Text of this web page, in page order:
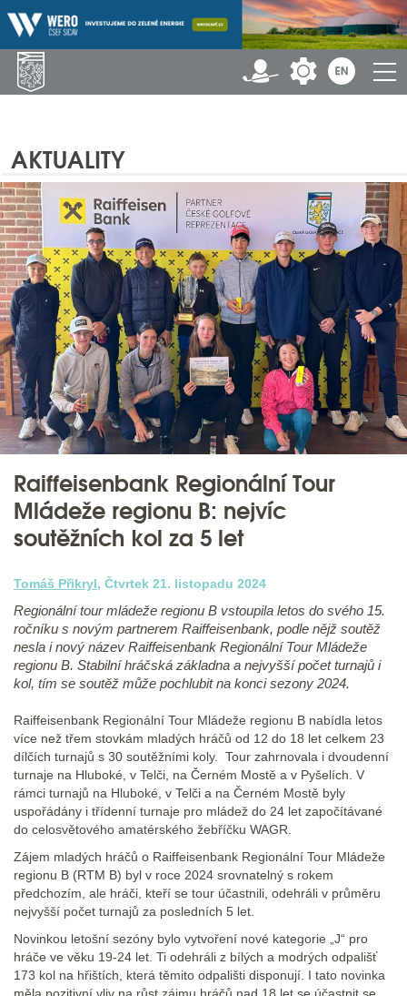
AKTUALITY
Raiffeisenbank Regionální Tour
Mládeže regionu B: nejvíc
soutěžních kol za 5 let
Tomáš Přikryl, Čtvrtek 21. listopadu 2024
Regionální tour mládeže regionu B vstoupila letos do svého 15.
ročníku s novým partnerem Raiffeisenbank, podle nějž soutěž
nesla i nový název Raiffeisenbank Regionální Tour Mládeže
regionu B. Stabilní hráčská základna a nejvyšší počet turnajů i
kol, tím se soutěž může pochlubit na konci sezony 2024.
Raiffeisenbank Regionální Tour Mládeže regionu B nabídla letos
více než třem stovkám mladých hráčů od 12 do 18 let celkem 23
dílčích turnajů s 30 soutěžními koly. Tour zahrnovala i dvoudenní
turnaje na Hluboké, v Telči, na Černém Mostě a v Pyšelích. V
rámci turnajů na Hluboké, v Telči a na Černém Mostě byly
uspořádány i třídenní turnaje pro mládež do 24 let započítávané
do celosvětového amatérského žebříčku WAGR.
Zájem mladých hráčů o Raiffeisenbank Regionální Tour Mládeže
regionu B (RTM B) byl v roce 2024 srovnatelný s rokem
předchozím, ale hráči, kteří se tour účastnili, odehráli v průměru
nejvyšší počet turnajů za posledních 5 let.
Novinkou letošní sezóny bylo vytvoření nové kategorie „J“ pro
hráče ve věku 19-24 let. Ti odehráli z bílých a modrých odpališť
173 kol na hřištích, která těmito odpališti disponují. I tato novinka